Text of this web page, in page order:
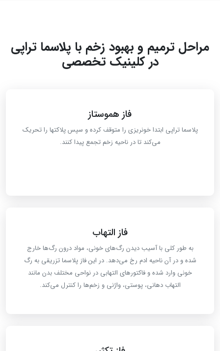
مراحل ترمیم و بهبود زخم با پلاسما تراپی
در کلینیک تخصصی
فاز هموستاز
پلاسما تراپی ابتدا خونریزی را متوقف کرده و سپس پلاکت‎ها را تحریک
می‌کند تا در ناحیه زخم تجمع پیدا کنند.
فاز التهاب
به طور کلی با آسیب دیدن رگ‌های خونی، مواد درون رگ‌ها خارج
شده و در آن ناحیه ادم رخ می‌دهد. در این فاز پلاسما تزریقی به رگ
خونی وارد شده و فاکتورهای التهابی در نواحی مختلف بدن مانند
التهاب دهانی، پوستی، واژنی و زخم‌ها را کنترل می‌کند.